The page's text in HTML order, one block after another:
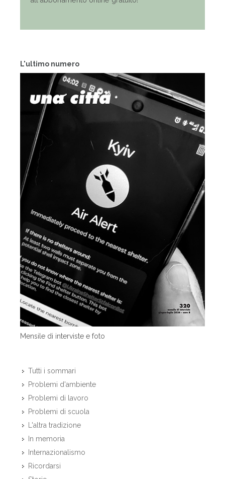
L'ultimo numero
Mensile di interviste e foto
Tutti i sommari
Problemi d'ambiente
Problemi di lavoro
Problemi di scuola
L'altra tradizione
In memoria
Internazionalismo
Ricordarsi